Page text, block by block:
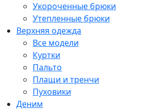
Укороченные брюки
Утепленные брюки
Верхняя одежда
Все модели
Куртки
Пальто
Плащи и тренчи
Пуховики
Деним